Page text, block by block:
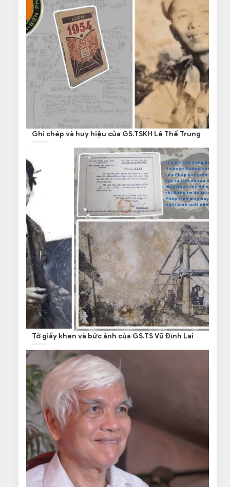
Ghi chép và huy hiệu của GS.TSKH Lê Thế Trung
Tờ giấy khen và bức ảnh của GS.TS Vũ Đình Lai